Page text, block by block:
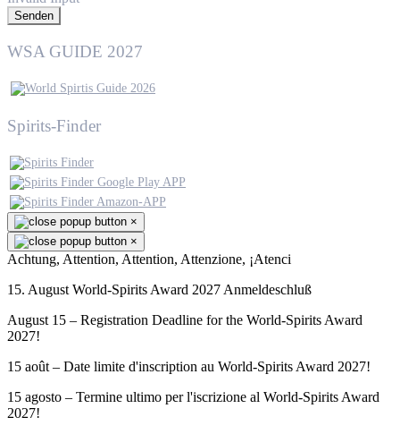
Senden
WSA GUIDE 2027
Spirits-Finder
×
×
Achtung, Attention, Attention, Attenzione, ¡Atenci
15. August World-Spirits Award 2027 Anmeldeschluß
August 15 – Registration Deadline for the World-Spirits Award
2027!
15 août – Date limite d'inscription au World-Spirits Award 2027!
15 agosto – Termine ultimo per l'iscrizione al World-Spirits Award
2027!